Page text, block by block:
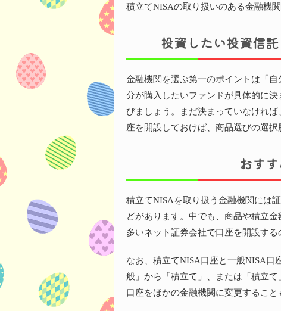
積立てNISAの取り扱いのある金融機
投資したい投資信
金融機関を選ぶ第一のポイントは「
分が購入したいファンドが具体的に
びましょう。まだ決まっていなけれ
座を開設しておけば、商品選びの選択
おす
積立てNISAを取り扱う金融機関には
どがあります。中でも、商品や積立
多いネット証券会社で口座を開設する
なお、積立てNISA口座と一般NISA口
般」から「積立て」、または「積立
口座をほかの金融機関に変更すること